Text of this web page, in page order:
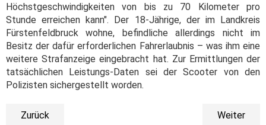
Höchstgeschwindigkeiten von bis zu 70 Kilometer pro
Stunde erreichen kann". Der 18-Jährige, der im Landkreis
Fürstenfeldbruck wohne, befindliche allerdings nicht im
Besitz der dafür erforderlichen Fahrerlaubnis – was ihm eine
weitere Strafanzeige eingebracht hat. Zur Ermittlungen der
tatsächlichen Leistungs-Daten sei der Scooter von den
Polizisten sichergestellt worden.
Zurück Weiter